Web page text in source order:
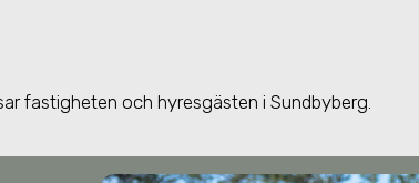
fastigheten och hyresgästen i Sundbyberg.